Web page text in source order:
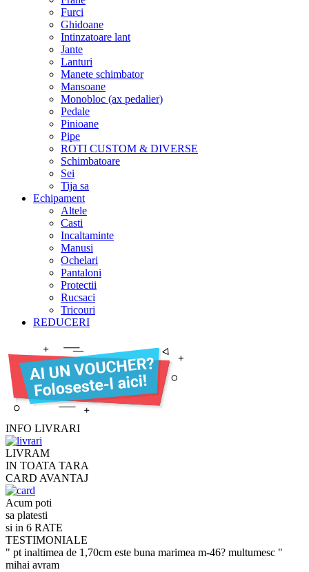
Furci
Ghidoane
Intinzatoare lant
Jante
Lanturi
Manete schimbator
Mansoane
Monobloc (ax pedalier)
Pedale
Pinioane
Pipe
ROTI CUSTOM & DIVERSE
Schimbatoare
Sei
Tija sa
Echipament
Altele
Casti
Incaltaminte
Manusi
Ochelari
Pantaloni
Protectii
Rucsaci
Tricouri
REDUCERI
INFO LIVRARI
LIVRAM
IN TOATA TARA
CARD AVANTAJ
Acum poti
sa platesti
si in 6 RATE
TESTIMONIALE
" pt inaltimea de 1,70cm este buna marimea m-46? multumesc "
mihai avram